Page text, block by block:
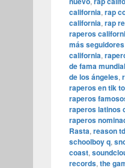
california, rap
california, rap
raperos
más
california,
de fama
de los ángeles,
raperos en tik
raperos
raperos latinos
raperos
Rasta, reason
schoolboy q,
coast,
records, the